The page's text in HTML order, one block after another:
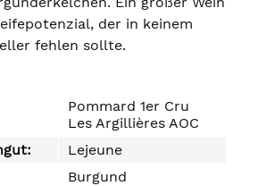
der in keinem
fehlen sollte.
Pommard 1er Cru
Les Argillières AOC
Lejeune
Burgund